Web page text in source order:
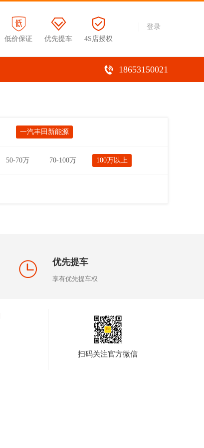
登录
低价保证
优先提车 4S店授权
18653150021
一汽丰田新能源
50-70万 70-100万 100万以上
优先提车
享有优先提车权
扫码关注官方微信